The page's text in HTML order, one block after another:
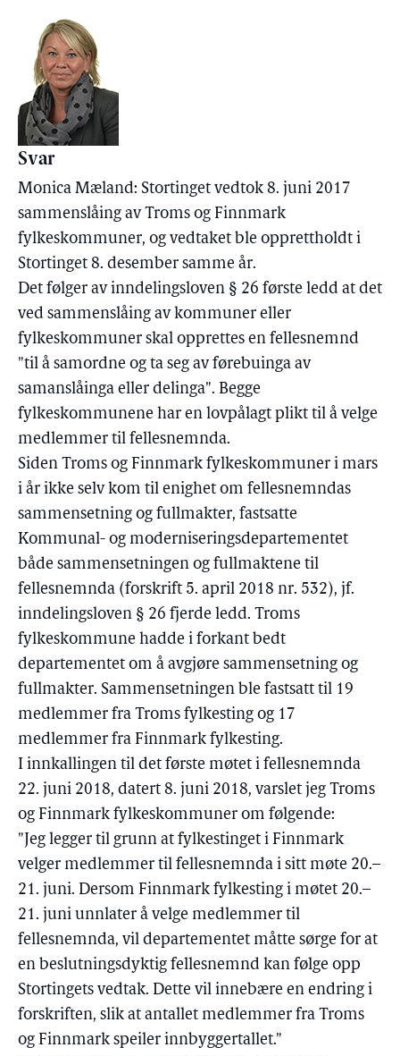
Svar
Monica Mæland: Stortinget vedtok 8. juni 2017
sammenslåing av Troms og Finnmark
fylkeskommuner, og vedtaket ble opprettholdt i
Stortinget 8. desember samme år.
Det følger av inndelingsloven § 26 første ledd at det
ved sammenslåing av kommuner eller
fylkeskommuner skal opprettes en fellesnemnd
"til å samordne og ta seg av førebuinga av
samanslåinga eller delinga". Begge
fylkeskommunene har en lovpålagt plikt til å velge
medlemmer til fellesnemnda.
Siden Troms og Finnmark fylkeskommuner i mars
i år ikke selv kom til enighet om fellesnemndas
sammensetning og fullmakter, fastsatte
Kommunal- og moderniseringsdepartementet
både sammensetningen og fullmaktene til
fellesnemnda (forskrift 5. april 2018 nr. 532), jf.
inndelingsloven § 26 fjerde ledd. Troms
fylkeskommune hadde i forkant bedt
departementet om å avgjøre sammensetning og
fullmakter. Sammensetningen ble fastsatt til 19
medlemmer fra Troms fylkesting og 17
medlemmer fra Finnmark fylkesting.
I innkallingen til det første møtet i fellesnemnda
22. juni 2018, datert 8. juni 2018, varslet jeg Troms
og Finnmark fylkeskommuner om følgende:
"Jeg legger til grunn at fylkestinget i Finnmark
velger medlemmer til fellesnemnda i sitt møte 20.–
21. juni. Dersom Finnmark fylkesting i møtet 20.–
21. juni unnlater å velge medlemmer til
fellesnemnda, vil departementet måtte sørge for at
en beslutningsdyktig fellesnemnd kan følge opp
Stortingets vedtak. Dette vil innebære en endring i
forskriften, slik at antallet medlemmer fra Troms
og Finnmark speiler innbyggertallet."